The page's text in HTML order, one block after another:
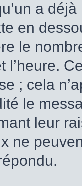
a
en
le
l’heure.
; cela
le
leur
ne